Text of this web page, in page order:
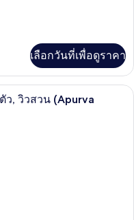
เลือกวันที่เพื่อดูราคา
วีท, 1 ห้องนอน, สระว่ายน้ำส่วนตั
ว, วิวสวน (Apurva